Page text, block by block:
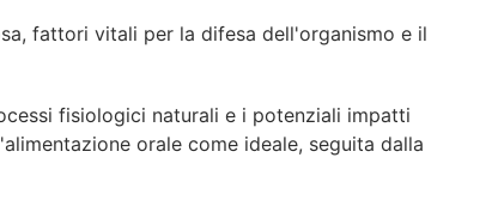
fattori vitali per la difesa dell'organismo e il
fisiologici naturali e i potenziali impatti
orale come ideale, seguita dalla